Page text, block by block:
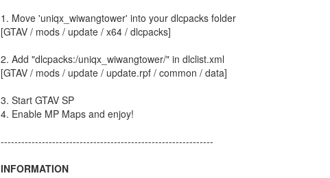
1. Move 'uniqx_wiwangtower' into your dlcpacks folder
[GTAV / mods / update / x64 / dlcpacks]
2. Add "dlcpacks:/uniqx_wiwangtower/" in dlclist.xml
[GTAV / mods / update / update.rpf / common / data]
3. Start GTAV SP
4. Enable MP Maps and enjoy!
--------------------------------------------------------------
INFORMATION